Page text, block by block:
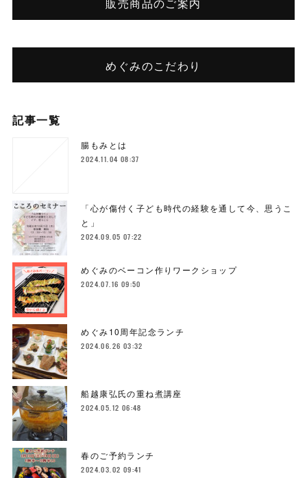
めぐみのこだわり
記事一覧
腸もみとは
2024.11.04 08:37
「心が傷付く子ども時代の経験を通して今、思うこ
と」
2024.09.05 07:22
めぐみのベーコン作りワークショップ
2024.07.16 09:50
めぐみ10周年記念ランチ
2024.06.26 03:32
船越康弘氏の重ね煮講座
2024.05.12 06:48
春のご予約ランチ
2024.03.02 09:41